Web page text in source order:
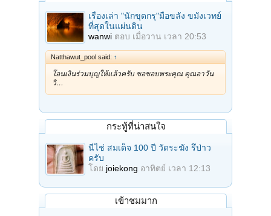
เรื่องเล่า "นักขุดกรุ"มือขลัง ขมังเวทย์
ที่สุดในแผ่นดิน
wanwi ตอบ เมื่อวาน เวลา 20:53
Natthawut_pool said: ↑
โอนเงินร่วมบุญให้แล้วครับ ขอขอบพระคุณ คุณอาวัน
วิ…
กระทู้ที่น่าสนใจ
นี่ไช่ สมเด็จ 100 ปี วัดระฆัง รึป่าว
ครับ
โดย joiekong อาทิตย์ เวลา 12:13
เข้าชมมาก